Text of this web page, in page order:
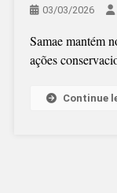
03/03/2026
Samae mantém
ações
Continue